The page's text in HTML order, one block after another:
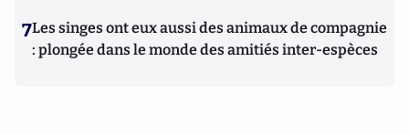
7Les singes ont eux aussi des animaux de compagnie
: plongée dans le monde des amitiés inter-espèces